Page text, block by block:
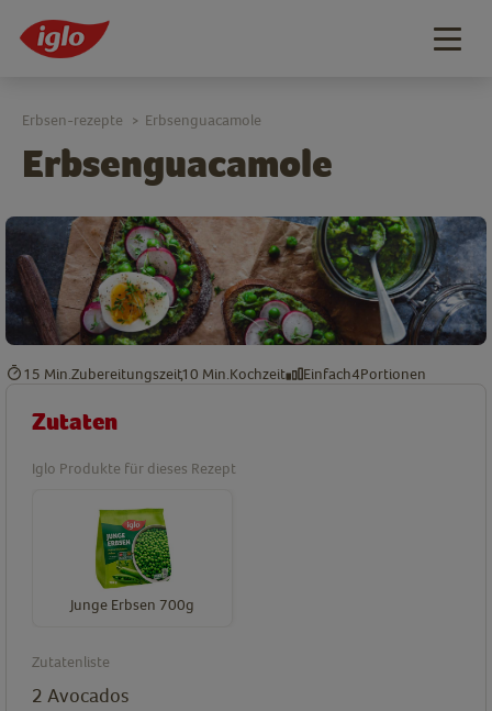
Erbsenguacamole
Erbsen-rezepte > Erbsenguacamole
15 Min. Zubereitungszeit10 Min. Kochzeit Einfach4Portionen
Zutaten
Iglo Produkte für dieses Rezept
Junge Erbsen 700g
Zutatenliste
2 Avocados